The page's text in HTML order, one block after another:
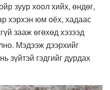
зуур хоол хийх, өндөг,
хэрхэн юм оёх, хадаас
зааж өгөхөд хэзээд
Мэдээж дээрхийг
зүйтэй гэдгийг дурдах